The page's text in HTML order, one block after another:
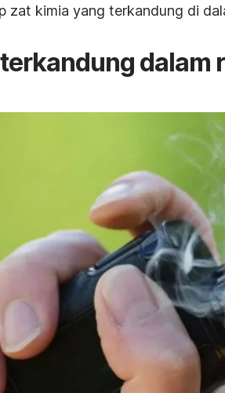
zat kimia yang terkandung di
dalam